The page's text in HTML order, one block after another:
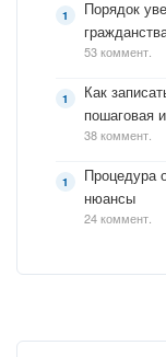
Порядок
53 коммент.
Как
пошаговая
38 коммент.
Процедура
нюансы
24 коммент.